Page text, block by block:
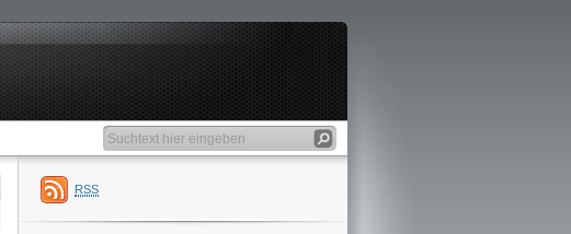
RSS